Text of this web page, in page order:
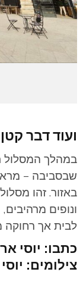
ועוד דבר
במהלך המסלול
שבסביבה –
באזור. זהו
ונופים
לבית אך רחוקה
כתבו: יוסי
צילומים: